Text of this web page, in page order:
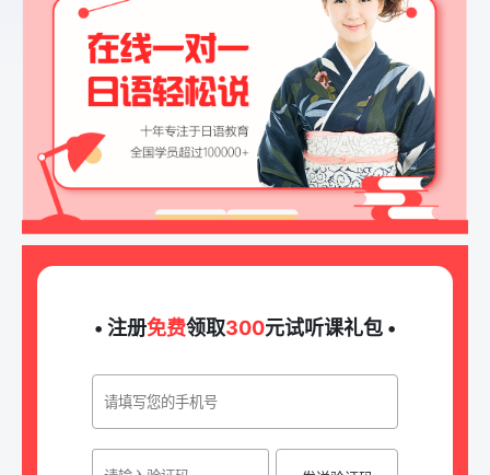
• 注册免费领取300元试听课礼包 •